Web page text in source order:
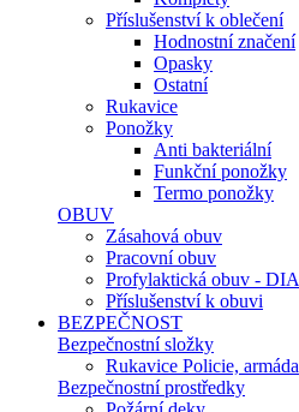
Příslušenství k oblečení
Hodnostní značení
Opasky
Ostatní
Rukavice
Ponožky
Anti bakteriální
Funkční ponožky
Termo ponožky
OBUV
Zásahová obuv
Pracovní obuv
Profylaktická obuv - DIA
Příslušenství k obuvi
BEZPEČNOST
Bezpečnostní složky
Rukavice Policie, armáda
Bezpečnostní prostředky